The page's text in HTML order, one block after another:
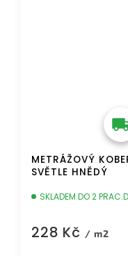
METRÁŽOVÝ
SVĚTLE HNĚDÝ
SKLADEM DO 2
228 Kč / m2